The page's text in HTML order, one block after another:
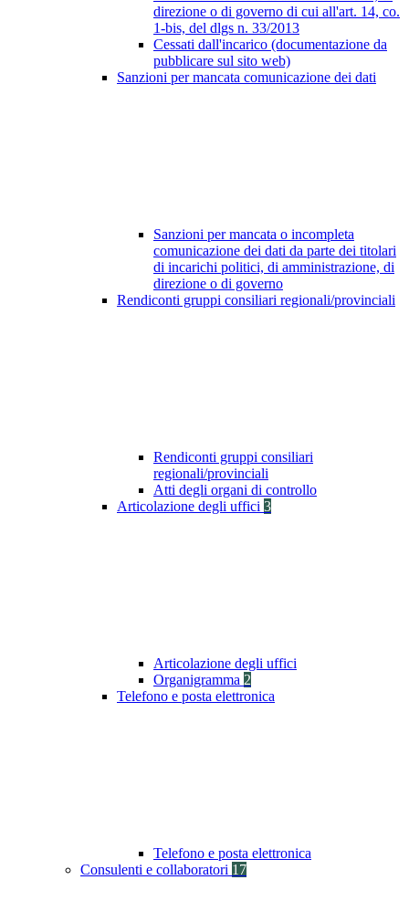
direzione o di governo di cui all'art. 14, co.
1-bis, del dlgs n. 33/2013
Cessati dall'incarico (documentazione da
pubblicare sul sito web)
Sanzioni per mancata comunicazione dei dati
Sanzioni per mancata o incompleta
comunicazione dei dati da parte dei titolari
di incarichi politici, di amministrazione, di
direzione o di governo
Rendiconti gruppi consiliari regionali/provinciali
Rendiconti gruppi consiliari
regionali/provinciali
Atti degli organi di controllo
Articolazione degli uffici 3
Articolazione degli uffici
Organigramma 2
Telefono e posta elettronica
Telefono e posta elettronica
Consulenti e collaboratori 17